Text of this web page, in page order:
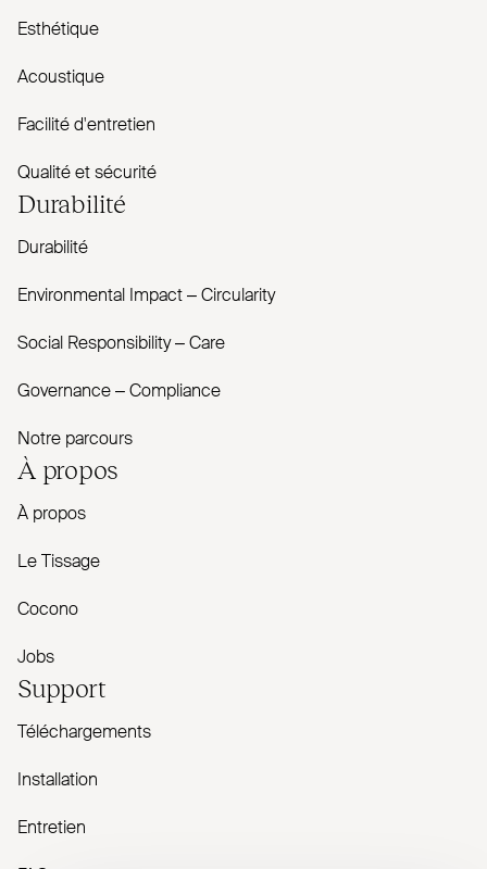
Esthétique
Acoustique
Facilité d'entretien
Qualité et sécurité
Durabilité
Durabilité
Envi­ronmental Impact – Cir­cularity
Social Responsibility – Care
Governance – Com­pliance
Notre parcours
À propos
À propos
Le Tissage
Cocono
Jobs
Support
Téléchargements
Installation
Entretien